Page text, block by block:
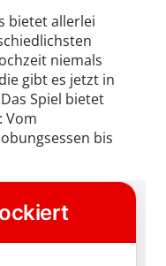
bietet allerlei
niemals
gibt es jetzt in
Spiel bietet
Vom
bis